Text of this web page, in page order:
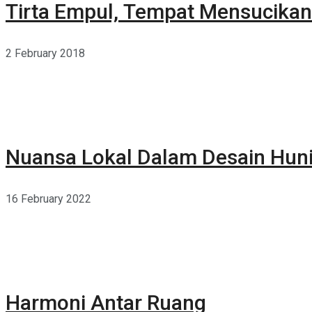
Tirta Empul, Tempat
2 February 2018
Nuansa Lokal Dalam Desain
16 February 2022
Harmoni Antar Ruang